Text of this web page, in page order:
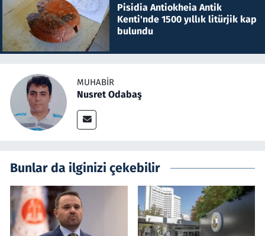
Pisidia Antiokheia Antik
Kenti'nde 1500 yıllık litürjik kap
bulundu
MUHABIR
Nusret Odabaş
Bunlar da ilginizi çekebilir